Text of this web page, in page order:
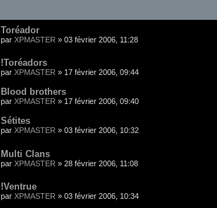
Toréador
par XPMASTER » 03 février 2006, 11:28
!Toréadors
par XPMASTER » 17 février 2006, 09:44
Blood brothers
par XPMASTER » 17 février 2006, 09:40
Sétites
par XPMASTER » 03 février 2006, 10:32
Multi Clans
par XPMASTER » 28 février 2006, 11:08
!Ventrue
par XPMASTER » 03 février 2006, 10:34